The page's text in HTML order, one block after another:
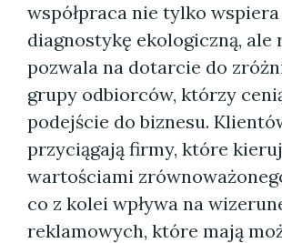
współpraca nie tylko wspiera
diagnostykę ekologiczną, ale
pozwala na dotarcie do
grupy odbiorców, którzy
podejście do biznesu.
przyciągają firmy, które
wartościami
co z kolei wpływa na
reklamowych, które mają